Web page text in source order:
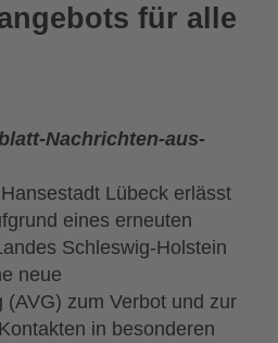
für alle
Lübeck erlässt
eines erneuten
Schleswig-Holstein
neue
zum Verbot und zur
in besonderen